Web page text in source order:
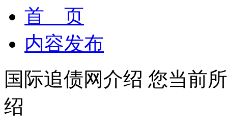
首 页
内容发布
国际追债网介绍 您当前
绍